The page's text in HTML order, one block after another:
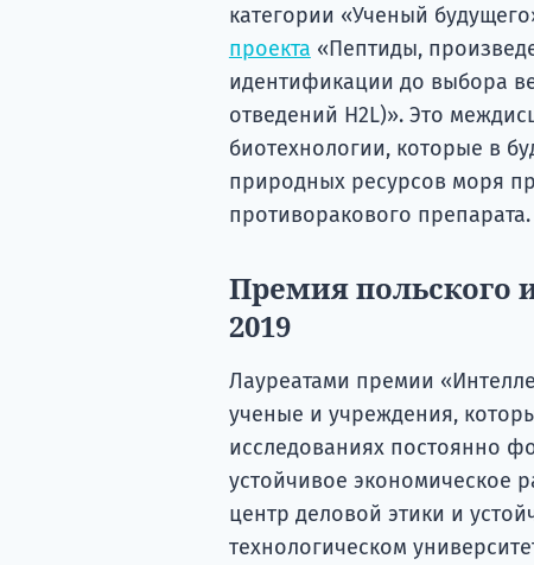
категории «Ученый
проекта «Пептиды,
идентификации до выбора
отведений H2L)». Это
биотехнологии, которые в
природных ресурсов моря
противоракового препарата.
Премия польского
2019
Лауреатами премии
ученые и учреждения,
исследованиях постоянно
устойчивое экономическое
центр деловой этики и
технологическом